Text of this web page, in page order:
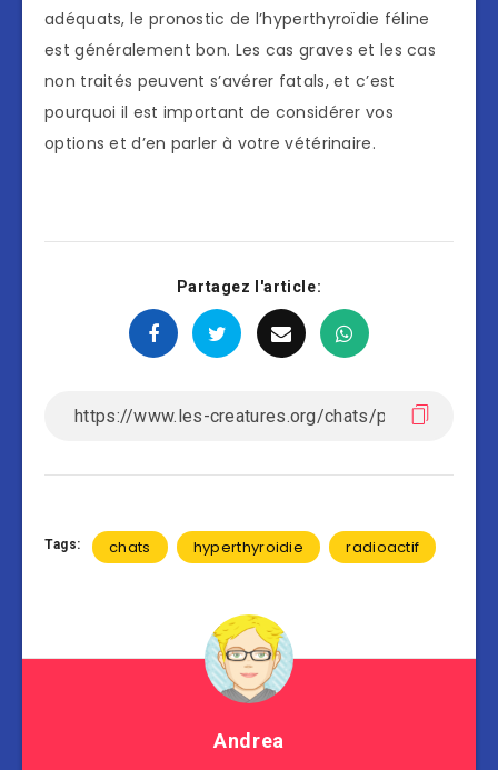
adéquats, le pronostic de l’hyperthyroïdie féline
est généralement bon. Les cas graves et les cas
non traités peuvent s’avérer fatals, et c’est
pourquoi il est important de considérer vos
options et d’en parler à votre vétérinaire.
Partagez l'article:
Tags: chats hyperthyroidie radioactif
Andrea